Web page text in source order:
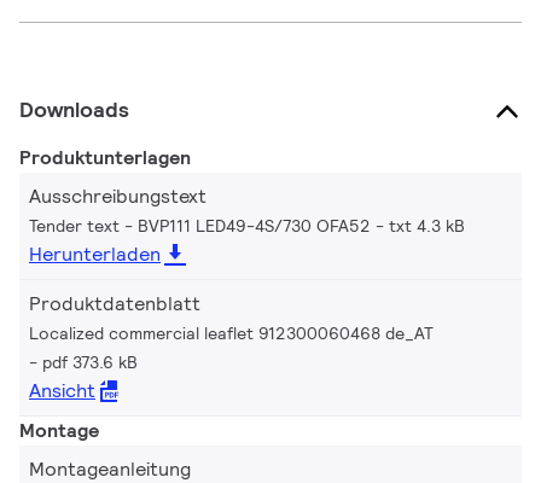
Downloads
Produktunterlagen
Ausschreibungstext
Tender text - BVP111 LED49-4S/730 OFA52 txt 4.3 kB
Herunterladen
Produktdatenblatt
Localized commercial leaflet 912300060468 de_AT
pdf 373.6 kB
Ansicht
Montage
Montageanleitung